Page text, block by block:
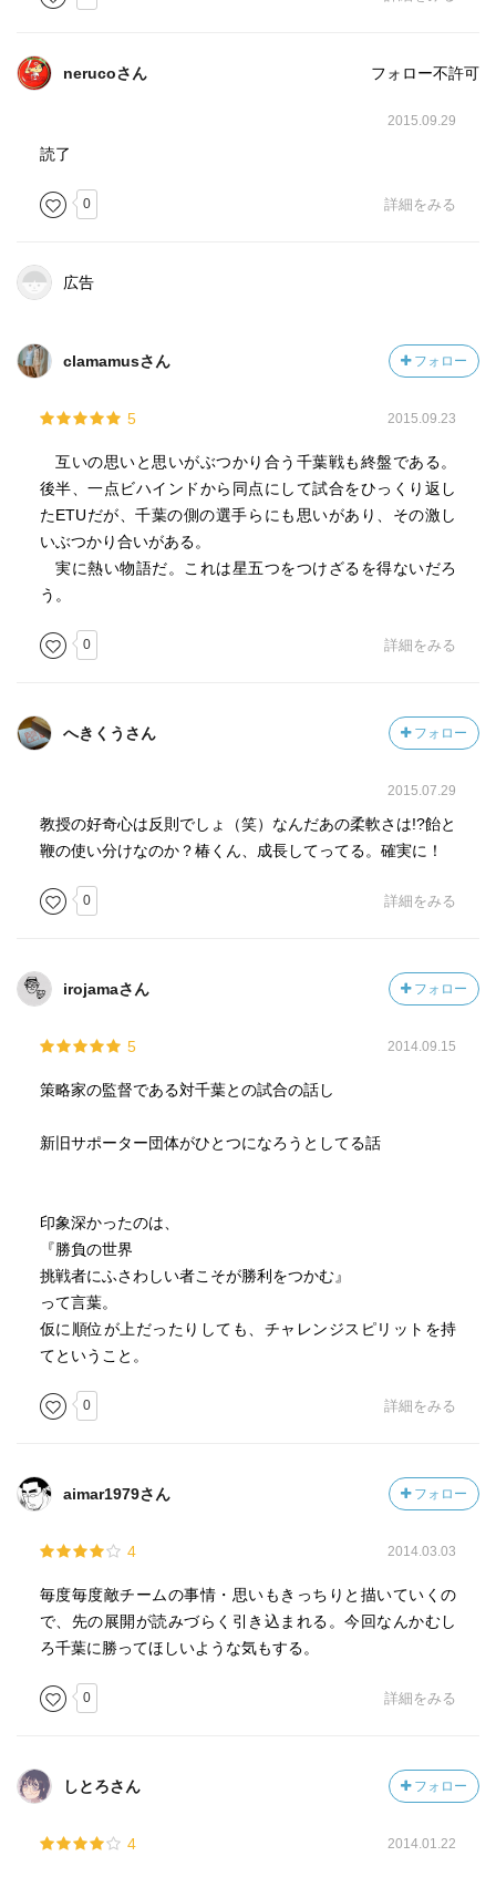
nerucoさん フォロー不許可
2015.09.29
読了
0 詳細をみる
広告
clamamusさん フォロー
5 2015.09.23
互いの思いと思いがぶつかり合う千葉戦も終盤である。
後半、一点ビハインドから同点にして試合をひっくり返し
たETUだが、千葉の側の選手らにも思いがあり、その激し
いぶつかり合いがある。
実に熱い物語だ。これは星五つをつけざるを得ないだろ
う。
0 詳細をみる
へきくうさん フォロー
2015.07.29
教授の好奇心は反則でしょ（笑）なんだあの柔軟さは!?飴と
鞭の使い分けなのか？椿くん、成長してってる。確実に！
0 詳細をみる
irojamaさん フォロー
5 2014.09.15
策略家の監督である対千葉との試合の話し
新旧サポーター団体がひとつになろうとしてる話
印象深かったのは、
『勝負の世界
挑戦者にふさわしい者こそが勝利をつかむ』
って言葉。
仮に順位が上だったりしても、チャレンジスピリットを持
てということ。
0 詳細をみる
aimar1979さん フォロー
4 2014.03.03
毎度毎度敵チームの事情・思いもきっちりと描いていくの
で、先の展開が読みづらく引き込まれる。今回なんかむし
ろ千葉に勝ってほしいような気もする。
0 詳細をみる
しとろさん フォロー
4 2014.01.22